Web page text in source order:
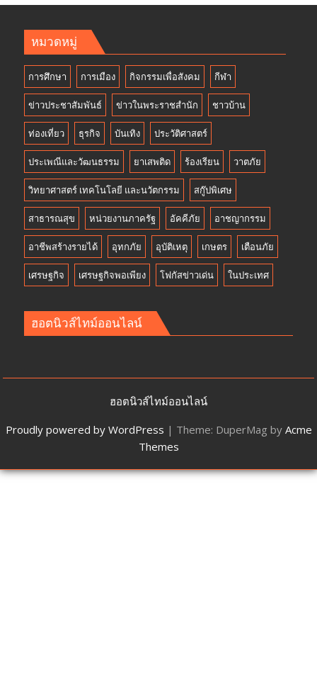
หมวดหมู่
การศึกษา การเมือง กิจกรรมเพื่อสังคม กีฬา
ข่าวประชาสัมพันธ์ ข่าวในพระราชสำนัก ชาวบ้าน
ท่องเที่ยว ธุรกิจ บันเทิง ประวัติศาสตร์
ประเพณีและวัฒนธรรม ยาเสพติด ร้องเรียน วาตภัย
วิทยาศาสตร์ เทคโนโลยี และนวัตกรรม สกู๊ปพิเศษ
สาธารณสุข หน่วยงานภาครัฐ อัคคีภัย อาชญากรรม
อาชีพสร้างรายได้ อุทกภัย อุบัติเหตุ เกษตร เตือนภัย
เศรษฐกิจ เศรษฐกิจพอเพียง โฟกัสข่าวเด่น ในประเทศ
ฮอตนิวส์ไทม์ออนไลน์
ฮอตนิวส์ไทม์ออนไลน์
Proudly powered by WordPress | Theme: DuperMag by Acme
Themes